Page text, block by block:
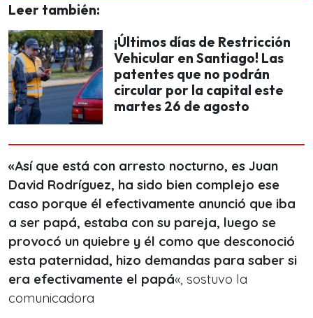
Leer también:
¡Últimos días de Restricción
Vehicular en Santiago! Las
patentes que no podrán
circular por la capital este
martes 26 de agosto
«Así que está con arresto nocturno, es Juan
David Rodríguez, ha sido bien complejo ese
caso porque él efectivamente anunció que iba
a ser papá, estaba con su pareja, luego se
provocó un quiebre y él como que desconoció
esta paternidad, hizo demandas para saber si
era efectivamente el papá«, sostuvo la
comunicadora